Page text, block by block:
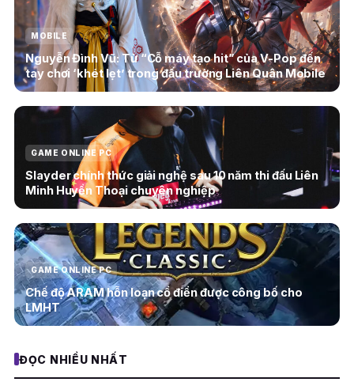
MOBILE
Nguyễn Đình Vũ: Từ “Cỗ máy tạo hit” của V-Pop đến
tay chơi ‘khét lẹt’ trong đấu trường Liên Quân Mobile
GAME ONLINE PC
Slayder chính thức giải nghệ sau 10 năm thi đấu Liên
Minh Huyền Thoại chuyên nghiệp
GAME ONLINE PC
Chế độ ARAM hỗn loạn cổ điển được công bố cho
LMHT
ĐỌC NHIỀU NHẤT